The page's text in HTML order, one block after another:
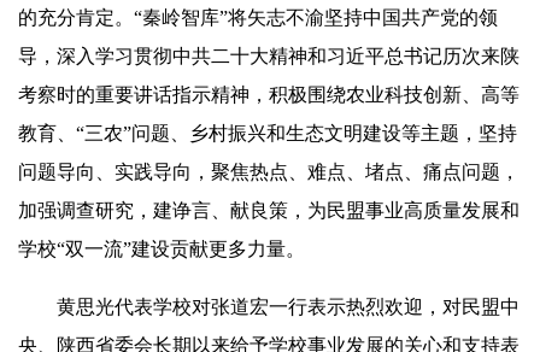
的充分肯定。“秦岭智库”将矢志不渝坚持中国共产党的领
导，深入学习贯彻中共二十大精神和习近平总书记历次来陕
考察时的重要讲话指示精神，积极围绕农业科技创新、高等
教育、“三农”问题、乡村振兴和生态文明建设等主题，坚持
问题导向、实践导向，聚焦热点、难点、堵点、痛点问题，
加强调查研究，建诤言、献良策，为民盟事业高质量发展和
学校“双一流”建设贡献更多力量。
黄思光代表学校对张道宏一行表示热烈欢迎，对民盟中
央、陕西省委会长期以来给予学校事业发展的关心和支持表